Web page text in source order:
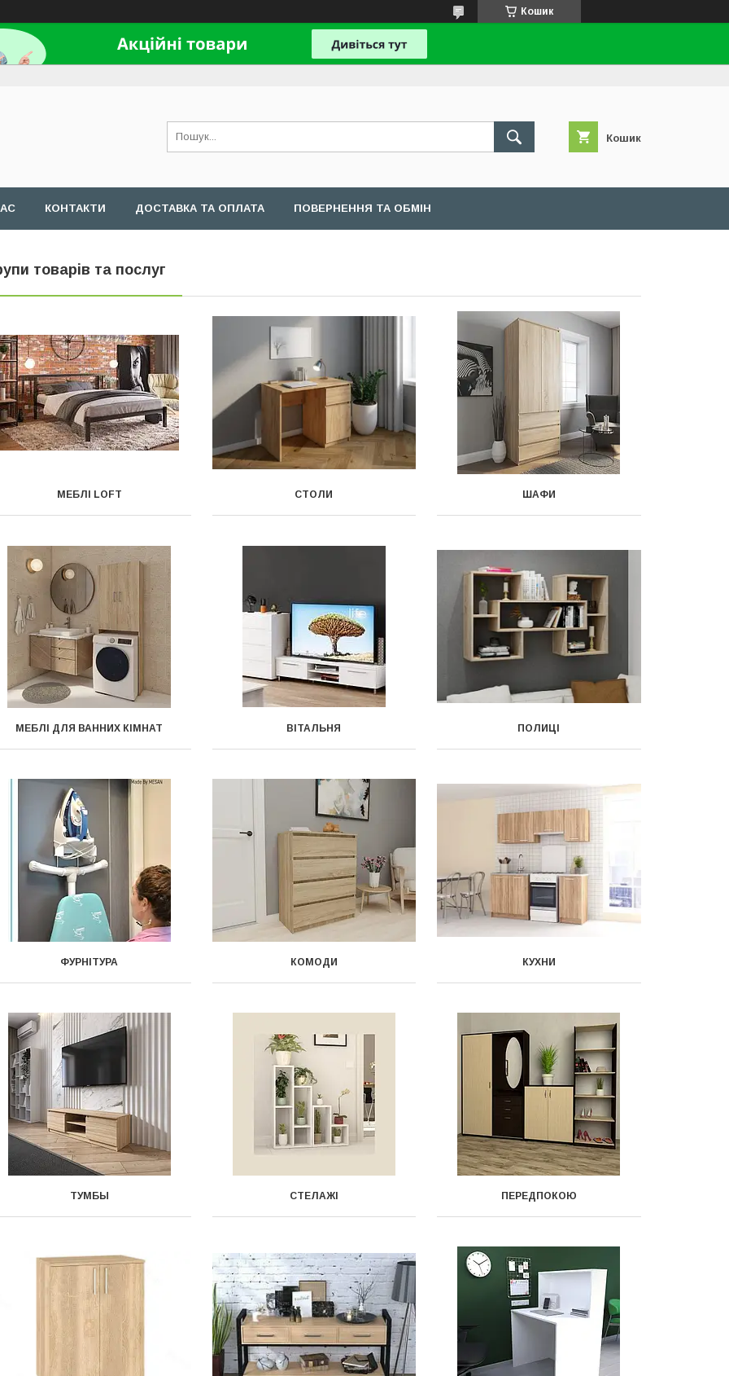
Кошик
Кошик
КОНТАКТИ ДОСТАВКА ТА ОПЛАТА ПОВЕРНЕННЯ ТА ОБМІН
товарів та послуг
МЕБЛІ LOFT СТОЛИ ШАФИ
МЕБЛІ ДЛЯ ВАННИХ КІМНАТ ВІТАЛЬНЯ ПОЛИЦІ
ФУРНІТУРА КОМОДИ КУХНИ
ТУМБЫ СТЕЛАЖІ ПЕРЕДПОКОЮ